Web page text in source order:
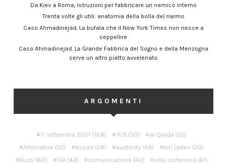
Da Kiev a Roma, istruzioni per fabbricare un nemico interno
Trenta volte gli utili: anatomia della bolla del riarmo
Caso Ahmadinejad. La bufala che il New York Times non riesce a
seppellire
Caso Ahmadinejad. La Grande Fabbrica del Sogno e della Menzogna
serve un altro piatto avvelenato
ARGOMENTI
11 settembre 2001 (168) 11/9 (30) al-Qa'ida (32)
Alternativa (32) Assad (28) austerity (48) bin Laden (29)
Bush (60) CIA(43) comunicazione (42) crisi sistemica (61)